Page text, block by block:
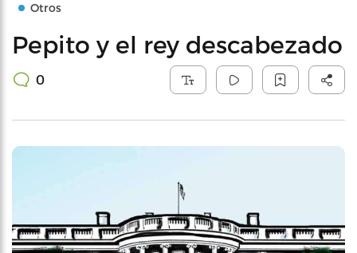
Otros
Pepito y el rey descabezado
0